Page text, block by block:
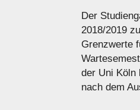
Der
2018/2019
Grenzwerte
der Uni Köln
nach dem